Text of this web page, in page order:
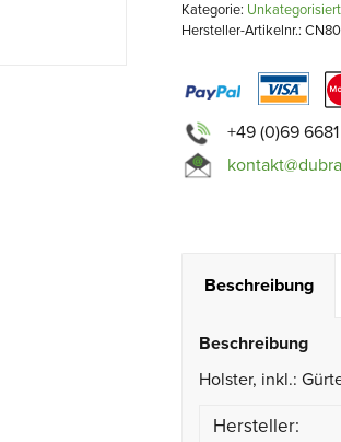
Kategorie: Unkategorisiert
Hersteller-Artikelnr.:
+49 (0)69 6681
Beschreibung
Beschreibung
Holster, inkl.:
Hersteller: